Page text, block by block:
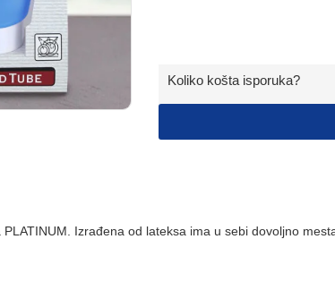
Koliko košta isporuka?
Izrađena od lateksa ima u sebi dovoljno